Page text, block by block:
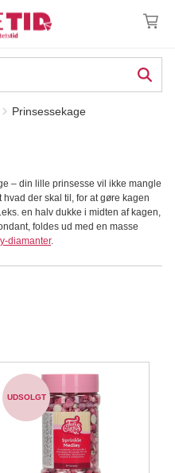
Prinsessekage
– din lille prinsesse vil ikke mangle
der skal til, for at gøre kagen
en halv dukke i midten af kagen,
foldes ud med en masse
diamanter.
UDSOLGT